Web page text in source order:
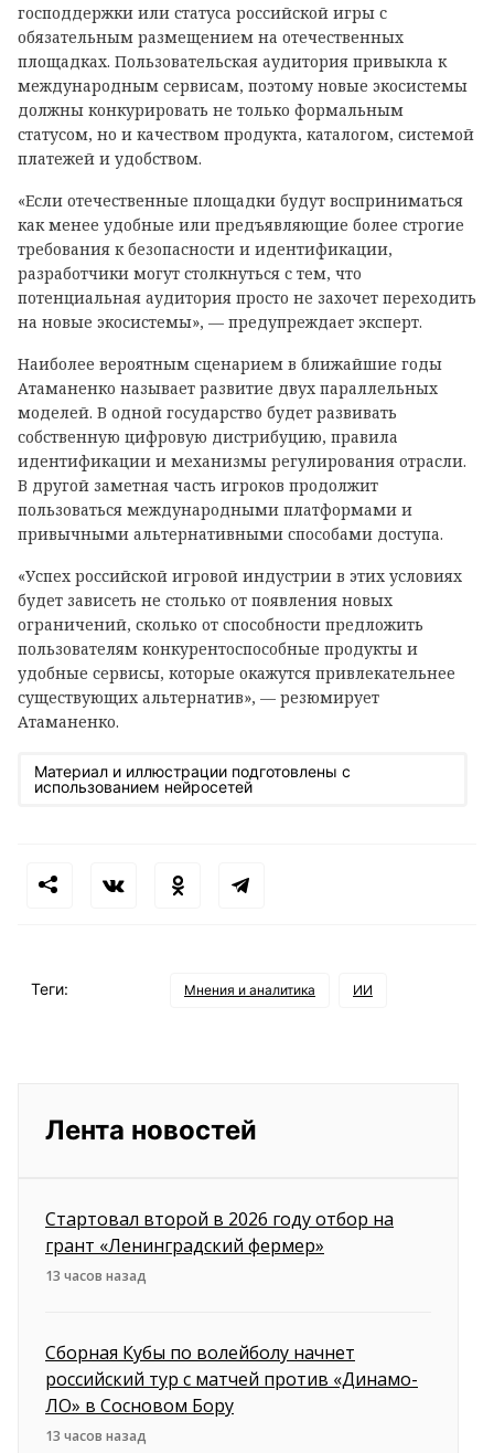
господдержки или статуса российской игры с
обязательным размещением на отечественных
площадках. Пользовательская аудитория привыкла к
международным сервисам, поэтому новые экосистемы
должны конкурировать не только формальным
статусом, но и качеством продукта, каталогом, системой
платежей и удобством.
«Если отечественные площадки будут восприниматься
как менее удобные или предъявляющие более строгие
требования к безопасности и идентификации,
разработчики могут столкнуться с тем, что
потенциальная аудитория просто не захочет переходить
на новые экосистемы», — предупреждает эксперт.
Наиболее вероятным сценарием в ближайшие годы
Атаманенко называет развитие двух параллельных
моделей. В одной государство будет развивать
собственную цифровую дистрибуцию, правила
идентификации и механизмы регулирования отрасли.
В другой заметная часть игроков продолжит
пользоваться международными платформами и
привычными альтернативными способами доступа.
«Успех российской игровой индустрии в этих условиях
будет зависеть не столько от появления новых
ограничений, сколько от способности предложить
пользователям конкурентоспособные продукты и
удобные сервисы, которые окажутся привлекательнее
существующих альтернатив», — резюмирует
Атаманенко.
Материал и иллюстрации подготовлены с
использованием нейросетей
Теги: Мнения и аналитика ИИ
Лента новостей
Стартовал второй в 2026 году отбор на
грант «Ленинградский фермер»
13 часов назад
Сборная Кубы по волейболу начнет
российский тур с матчей против «Динамо-
ЛО» в Сосновом Бору
13 часов назад